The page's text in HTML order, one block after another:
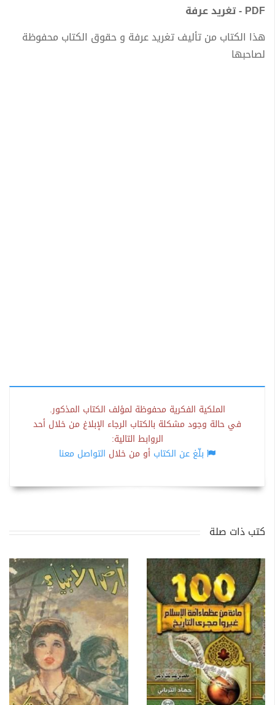
PDF - تغريد عرفة
هذا الكتاب من تأليف تغريد عرفة و حقوق الكتاب محفوظة
لصاحبها
الملكية الفكرية محفوظة لمؤلف الكتاب المذكور.
في حالة وجود مشكلة بالكتاب الرجاء الإبلاغ من خلال أحد
الروابط التالية:
بلّغ عن الكتاب أو من خلال التواصل معنا
كتب ذات صلة